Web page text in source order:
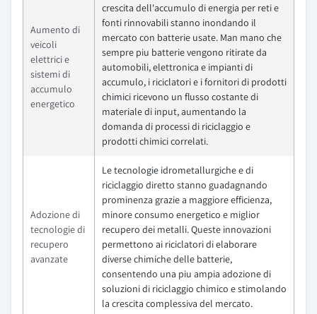
Aumento di
veicoli
elettrici e
sistemi di
accumulo
energetico
crescita dell'accumulo di energia per reti e
fonti rinnovabili stanno inondando il
mercato con batterie usate. Man mano che
sempre piu batterie vengono ritirate da
automobili, elettronica e impianti di
accumulo, i riciclatori e i fornitori di prodotti
chimici ricevono un flusso costante di
materiale di input, aumentando la
domanda di processi di riciclaggio e
prodotti chimici correlati.
Adozione di
tecnologie di
recupero
avanzate
Le tecnologie idrometallurgiche e di
riciclaggio diretto stanno guadagnando
prominenza grazie a maggiore efficienza,
minore consumo energetico e miglior
recupero dei metalli. Queste innovazioni
permettono ai riciclatori di elaborare
diverse chimiche delle batterie,
consentendo una piu ampia adozione di
soluzioni di riciclaggio chimico e stimolando
la crescita complessiva del mercato.